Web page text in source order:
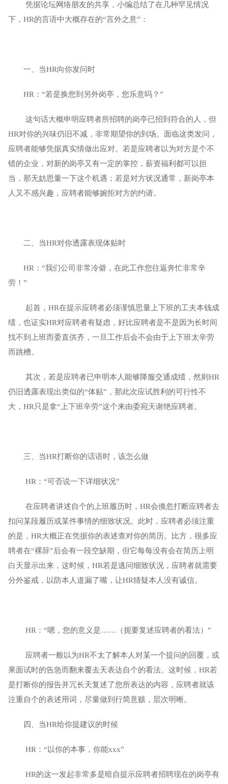
凭据论坛网络朋友的共享，小编总结了在几种罕见情况
下，HR的言语中大概存在的“言外之意”：
一、当HR向你发问时
HR：“若是换您到另外岗亭，您乐意吗？”
这句话大概申明应聘者所招聘的岗亭已招到符合的人，但
HR对你的兴味仍旧不减，非常期望你的到场。面临这类发问，
应聘者能够凭据真实情做出应对。若是应聘者以为对方是个不
错的企业，对新的岗亭又有一定的掌控，薪资福利都可以担
当，那无妨思量一下这个机遇；若是对方状况通常，新岗亭本
人又不感兴趣，应聘者能够婉拒对方的约请。
二、 当HR对你透露表现体贴时
HR：“我们公司非常冷僻，在此工作您往返奔忙非常辛
劳！”
起首，HR在提示应聘者必须谨慎思量上下班的工夫本钱成
绩，也证实HR对应聘者有疑虑，好比应聘者是不是因为长时间
找不到上班而委直供齐，一旦工作后会不会由于上下班太辛劳
而跳槽。
其次，若是应聘者已申明本人能够降服交通成绩，然则HR
仍旧透露表现出类似的“体贴”，那此次应试胜利的可行性不
大，HR只是拿“上下班辛劳”这个来由委宛天谢绝应聘者。
三、当HR打断你的话语时，该怎么做
HR：“可否说一下详细状况”
在应聘者讲述自个的上班履历时，HR会倏忽打断应聘者去
扣问某段履历或某件事情的细致状况。此时，应聘者必须注重
的是，HR大概正在凭据你的表述查对你的简历。比方，很多应
聘者在“裸辞”后会有一段空缺期，但它每每没有会在简历上明
白天显示出来，这时候，HR若是逃问细致状况，应聘者就需要
分外鉴戒，以防本人道漏了嘴，让HR猜疑本人没有诚信。
HR：“嗯，您的意义是……（扼要复述应聘者的看法）”
应聘者一般以为HR不太了解本人对某一个提问的回覆，或
果面试时的告急而翻来覆去天表达自个的看法。这时候，HR若
是打断你的报告并冗长天复述了您所表达的内容，应聘者就该
注重自个的表述用词，尽量做到行简意赅，层次明晰。
四、当HR给你提建议的时候
HR：“以你的本事，你能xxx”
HR的这一发起非常多是暗自提示应聘者招聘现在的岗亭有